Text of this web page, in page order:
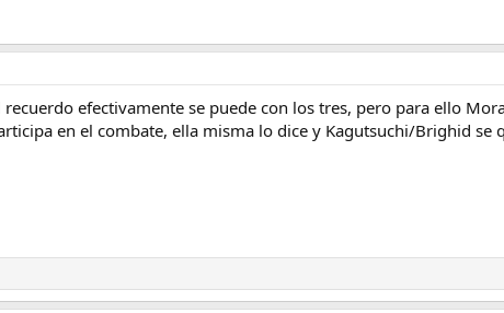
recuerdo efectivamente se puede con los tres, pero para ello
en el combate, ella misma lo dice y Kagutsuchi/Brighid se